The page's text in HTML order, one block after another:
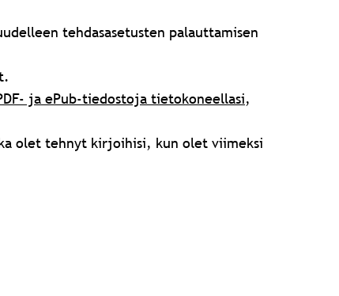
tehdasasetusten palauttamisen
ja ePub-tiedostoja tietokoneellasi,
olet tehnyt kirjoihisi, kun olet viimeksi